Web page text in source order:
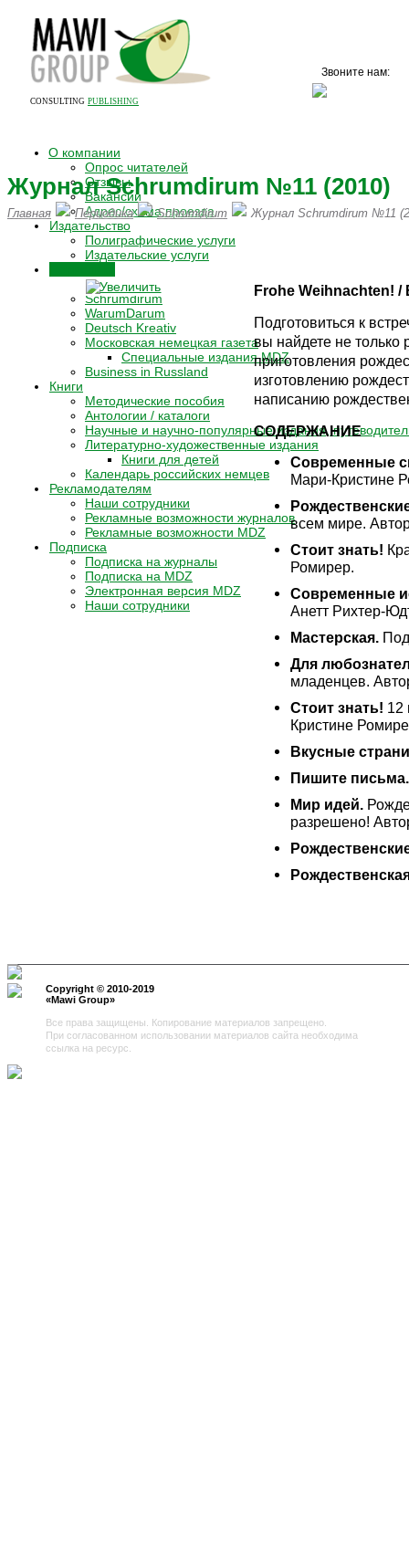
CONSULTING PUBLISHING
Звоните нам:
О компании
Опрос читателей
Отзывы
Вакансии
Адрес/схема проезда
Издательство
Полиграфические услуги
Издательские услуги
Schrumdi
Schrumdirum
WarumDarum
Deutsch Kreativ
Московская немецкая газета
Специальные издания MDZ
Business in Russland
Книги
Методические пособия
Антологии / каталоги
Научные и научно-популярные издания,
Литературно-художественные издания
Книги для детей
Календарь российских немцев
Рекламодателям
Наши сотрудники
Рекламные возможности журналов
Рекламные возможности MDZ
Подписка
Подписка на журналы
Подписка на MDZ
Электронная версия MDZ
Наши сотрудники
Журнал Schrumdirum №11 (2010)
Главная Периодика Schrumdirum Журнал Schrumdirum №11
ПИШИТЕ НАМ НА
Frohe Weihnachten! /
Подготовиться к
вы найдете не только
приготовления
изготовлению
написанию
СОДЕРЖАНИЕ
Современные
Мари-Кристине
всем мире.
Стоит знать!
Ромирер.
Современные
Анетт Рихтер-
Мастерская.
Для
младенцев.
Стоит знать! 12
Кристине
Вкусные
Пишите письма.
Мир идей.
разрешено!
Copyright © 2010-2019
«Mawi Group»
Все права защищены. Копирование материалов запрещено.
При согласованном использовании материалов сайта необходима
ссылка на ресурс.